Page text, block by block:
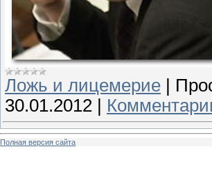
Ложь и лицемерие |
30.01.2012 |
Полная версия сайта